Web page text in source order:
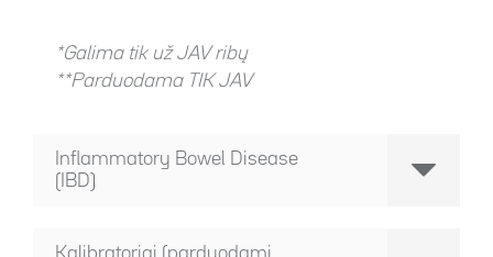
*Galima tik už JAV ribų
**Parduodama TIK JAV
Inflammatory Bowel Disease
(IBD)